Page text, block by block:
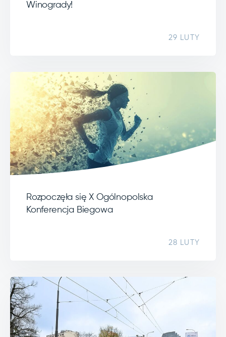
Winogrady!
29 LUTY
Rozpoczęła się X Ogólnopolska
Konferencja Biegowa
28 LUTY